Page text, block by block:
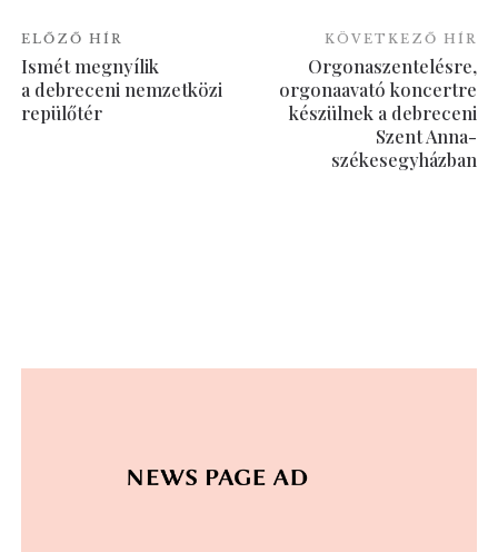
ELŐZŐ HÍR
Ismét megnyílik
a debreceni nemzetközi
repülőtér
KÖVETKEZŐ HÍR
Orgonaszentelésre,
orgonaavató koncertre
készülnek a debreceni
Szent Anna-
székesegyházban